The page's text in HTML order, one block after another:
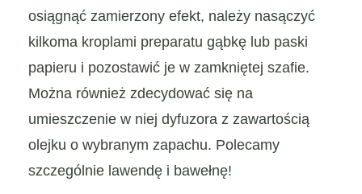
osiągnąć zamierzony efekt, należy nasączyć
kilkoma kroplami preparatu gąbkę lub paski
papieru i pozostawić je w zamkniętej szafie.
Można również zdecydować się na
umieszczenie w niej dyfuzora z zawartością
olejku o wybranym zapachu. Polecamy
szczególnie lawendę i bawełnę!